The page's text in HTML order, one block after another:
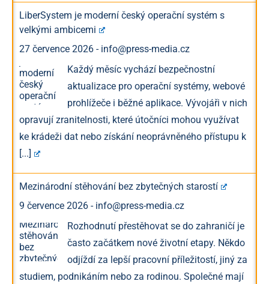
LiberSystem je moderní český operační systém s
velkými ambicemi
27 července 2026 - info@press-media.cz
Každý měsíc vychází bezpečnostní
aktualizace pro operační systémy, webové
prohlížeče i běžné aplikace. Vývojáři v nich
opravují zranitelnosti, které útočníci mohou využívat
ke krádeži dat nebo získání neoprávněného přístupu k
[...]
Mezinárodní stěhování bez zbytečných starostí
9 července 2026 - info@press-media.cz
Rozhodnutí přestěhovat se do zahraničí je
často začátkem nové životní etapy. Někdo
odjíždí za lepší pracovní příležitostí, jiný za
studiem, podnikáním nebo za rodinou. Společné mají